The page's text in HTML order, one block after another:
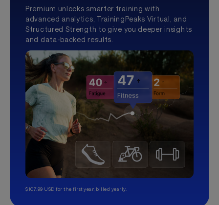
Premium unlocks smarter training with
advanced analytics, TrainingPeaks Virtual, and
Structured Strength to give you deeper insights
and data-backed results.
$107.99 USD for the first year, billed yearly.